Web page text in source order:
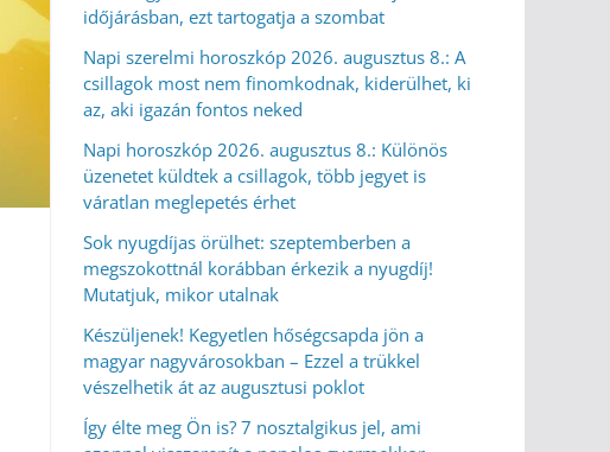
időjárásban, ezt tartogatja a szombat
Napi szerelmi horoszkóp 2026. augusztus 8.: A
csillagok most nem finomkodnak, kiderülhet, ki
az, aki igazán fontos neked
Napi horoszkóp 2026. augusztus 8.: Különös
üzenetet küldtek a csillagok, több jegyet is
váratlan meglepetés érhet
Sok nyugdíjas örülhet: szeptemberben a
megszokottnál korábban érkezik a nyugdíj!
Mutatjuk, mikor utalnak
Készüljenek! Kegyetlen hőségcsapda jön a
magyar nagyvárosokban – Ezzel a trükkel
vészelhetik át az augusztusi poklot
Így élte meg Ön is? 7 nosztalgikus jel, ami